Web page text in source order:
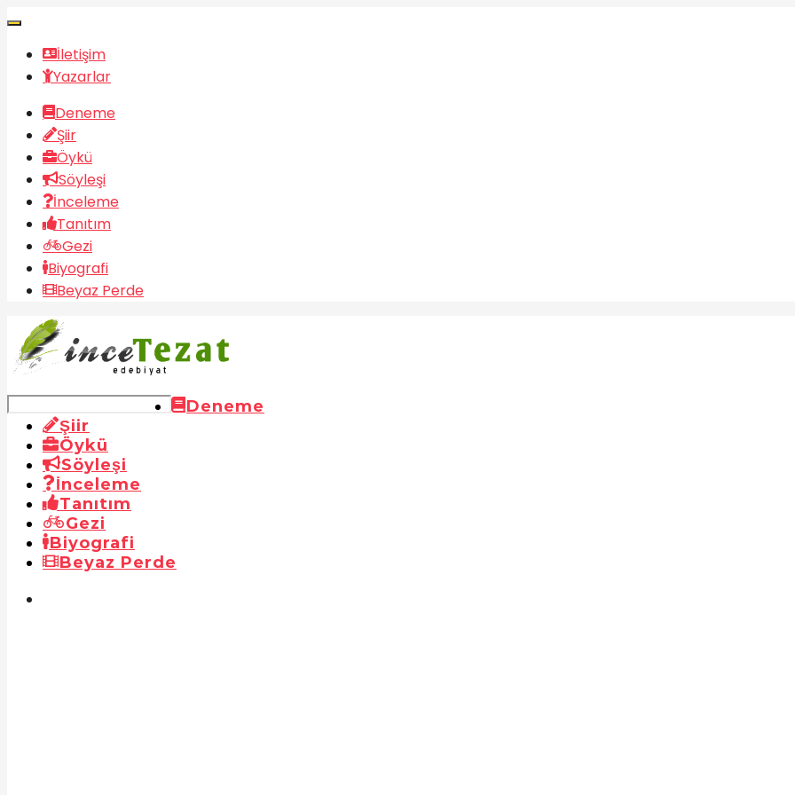
İletişim
Yazarlar
Deneme
Şiir
Öykü
Söyleşi
İnceleme
Tanıtım
Gezi
Biyografi
Beyaz Perde
Deneme
Şiir
Öykü
Söyleşi
İnceleme
Tanıtım
Gezi
Biyografi
Beyaz Perde